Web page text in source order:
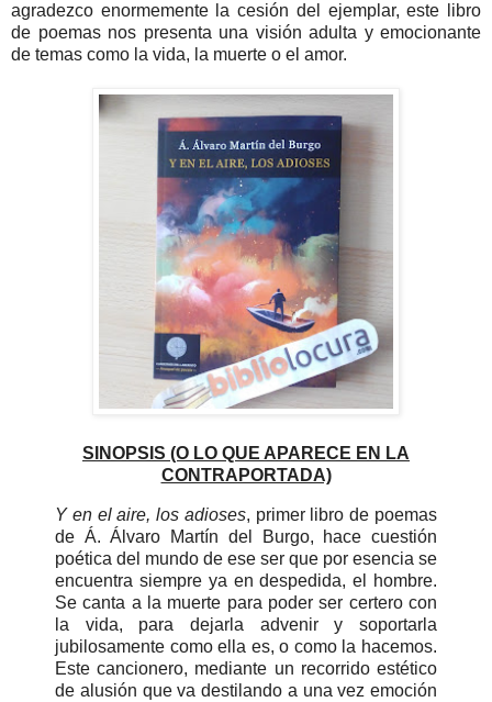
agradezco enormemente la cesión del ejemplar, este libro
de poemas nos presenta una visión adulta y emocionante
de temas como la vida, la muerte o el amor.
SINOPSIS (O LO QUE APARECE EN LA
CONTRAPORTADA)
Y en el aire, los adioses, primer libro de poemas
de Á. Álvaro Martín del Burgo, hace cuestión
poética del mundo de ese ser que por esencia se
encuentra siempre ya en despedida, el hombre.
Se canta a la muerte para poder ser certero con
la vida, para dejarla advenir y soportarla
jubilosamente como ella es, o como la hacemos.
Este cancionero, mediante un recorrido estético
de alusión que va destilando a una vez emoción